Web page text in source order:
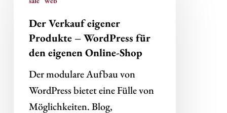
eigener
Produkte
Der Verkauf eigener
Produkte – WordPress für
den eigenen Online-Shop
Der modulare Aufbau von
WordPress bietet eine Fülle von
Möglichkeiten. Blog,